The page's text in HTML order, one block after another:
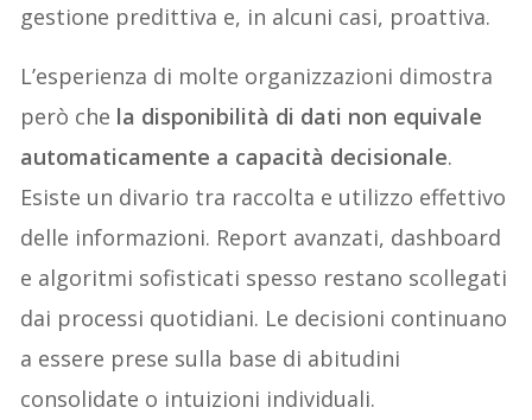
gestione predittiva e, in alcuni casi, proattiva.
L’esperienza di molte organizzazioni dimostra
però che la disponibilità di dati non equivale
automaticamente a capacità decisionale.
Esiste un divario tra raccolta e utilizzo effettivo
delle informazioni. Report avanzati, dashboard
e algoritmi sofisticati spesso restano scollegati
dai processi quotidiani. Le decisioni continuano
a essere prese sulla base di abitudini
consolidate o intuizioni individuali.